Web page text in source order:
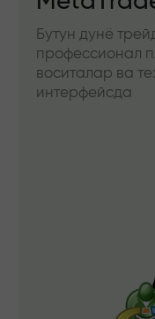
Бутун дунё
профессионал
воситалар ва
интерфейсда